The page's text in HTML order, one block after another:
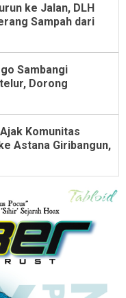
ke Jalan, DLH
Sampah dari
Sambangi
Dorong
Komunitas
Astana Giribangun,